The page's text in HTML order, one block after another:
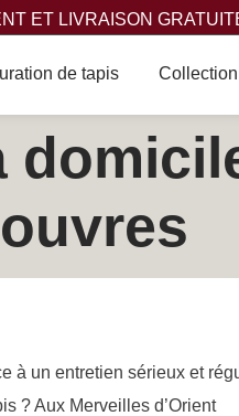
ET LIVRAISON
de tapis
à un entretien sérieux et
? Aux Merveilles d’Orient